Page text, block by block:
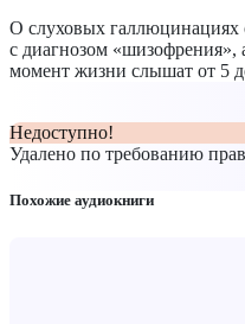
О слуховых
с диагнозом «шизофрения»,
момент жизни слышат от 5
Недоступно!
Удалено по требованию
Похожие аудиокниги